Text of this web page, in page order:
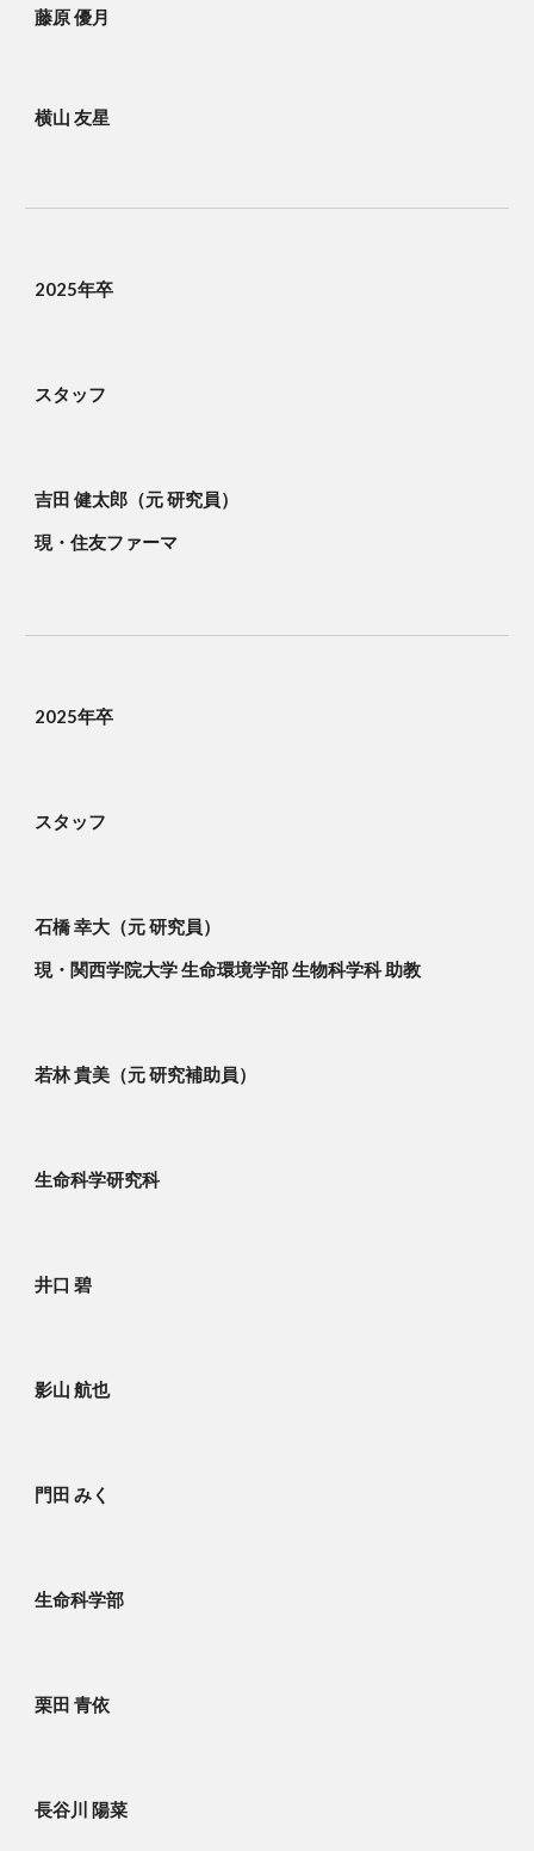
藤原 優月
横山 友星
2025年卒
スタッフ
吉田 健太郎（元 研究員）
現・住友ファーマ
2025年卒
スタッフ
石橋 幸大（元 研究員）
現・関西学院大学 生命環境学部 生物科学科 助教
若林 貴美（元 研究補助員）
生命科学研究科
井口 碧
影山 航也
門田 みく
生命科学部
栗田 青依
長谷川 陽菜